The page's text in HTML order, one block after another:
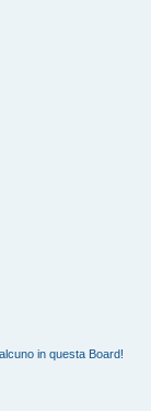
in questa Board!